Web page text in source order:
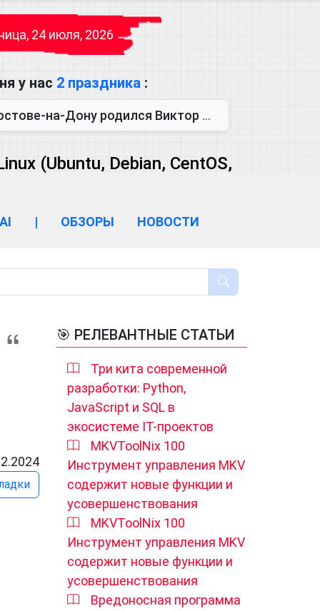
24 июля, 2026
у нас 2 праздника :
Виктор Михайлович Глушков. Под руководством Виктора Михайло...
(Ubuntu, Debian, CentOS,
AI | ОБЗОРЫ НОВОСТИ
🎯 РЕЛЕВАНТНЫЕ СТАТЬИ
Три кита современной
разработки: Python,
JavaScript и SQL в
экосистеме IT-проектов
MKVToolNix 100
Инструмент управления MKV
содержит новые функции и
усовершенствования
MKVToolNix 100
Инструмент управления MKV
содержит новые функции и
усовершенствования
Вредоносная программа